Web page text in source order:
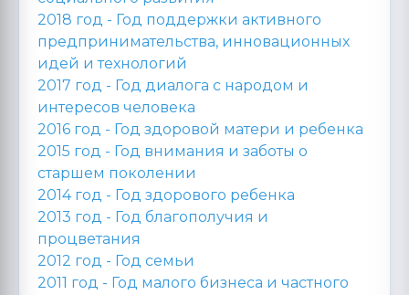
2018 год - Год поддержки активного
предпринимательства, инновационных
идей и технологий
2017 год - Год диалога с народом и
интересов человека
2016 год - Год здоровой матери и ребенка
2015 год - Год внимания и заботы о
старшем поколении
2014 год - Год здорового ребенка
2013 год - Год благополучия и
процветания
2012 год - Год семьи
2011 год - Год малого бизнеса и частного